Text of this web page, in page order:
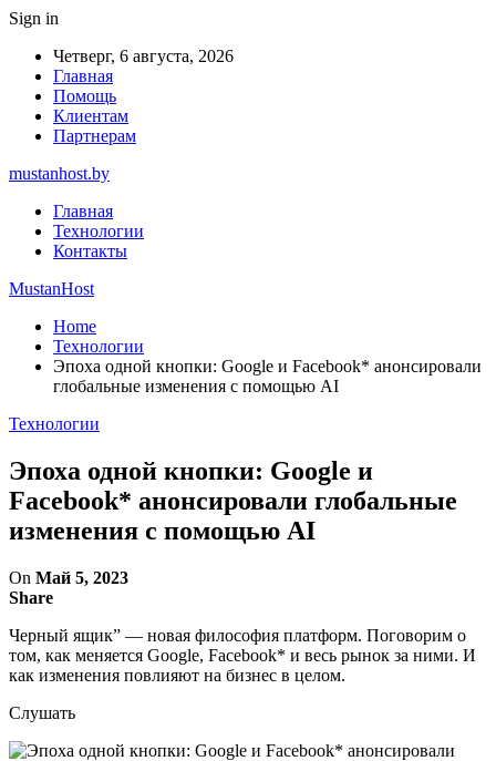
Sign in
Четверг, 6 августа, 2026
Главная
Помощь
Клиентам
Партнерам
mustanhost.by
Главная
Технологии
Контакты
MustanHost
Home
Технологии
Эпоха одной кнопки: Google и Facebook* анонсировали
глобальные изменения с помощью AI
Технологии
Эпоха одной кнопки: Google и
Facebook* анонсировали глобальные
изменения с помощью AI
On Май 5, 2023
Share
Черный ящик” — новая философия платформ. Поговорим о
том, как меняется Google, Facebook* и весь рынок за ними. И
как изменения повлияют на бизнес в целом.
Слушать